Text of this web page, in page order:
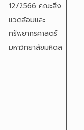
12/2566 คณะสิ่ง
แวดล้อมและ
ทรัพยากรศาสตร์
มหาวิทยาลัยมหิดล